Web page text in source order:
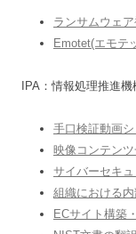
ランサムウェ
Emotet(エモテ
IPA：情報処理推進機
手口検証動画
映像コンテン
サイバーセキ
組織における
ECサイト構築